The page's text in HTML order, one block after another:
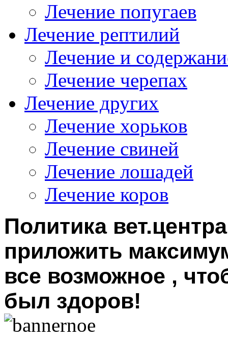
Лечение попугаев
Лечение рептилий
Лечение и
Лечение черепах
Лечение других
Лечение хорьков
Лечение свиней
Лечение лошадей
Лечение коров
Политика
приложить
все возможное ,
был здоров!